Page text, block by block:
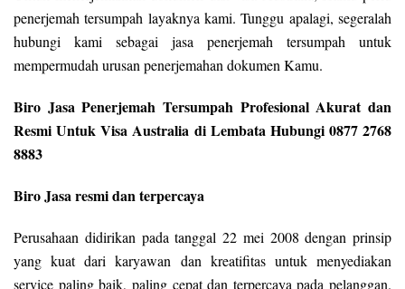
penerjemah tersumpah layaknya kami. Tunggu apalagi, segeralah
hubungi kami sebagai jasa penerjemah tersumpah untuk
mempermudah urusan penerjemahan dokumen Kamu.
Biro Jasa Penerjemah Tersumpah Profesional Akurat dan
Resmi Untuk Visa Australia di Lembata Hubungi 0877 2768
8883
Biro Jasa resmi dan terpercaya
Perusahaan didirikan pada tanggal 22 mei 2008 dengan prinsip
yang kuat dari karyawan dan kreatifitas untuk menyediakan
service paling baik, paling cepat dan terpercaya pada pelanggan.